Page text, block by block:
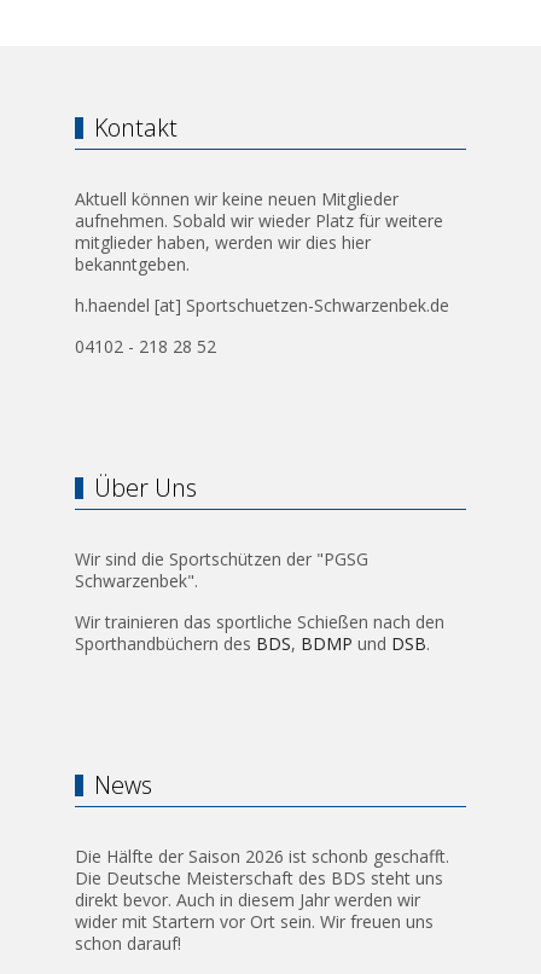
Kontakt
Aktuell können wir keine neuen Mitglieder
aufnehmen. Sobald wir wieder Platz für weitere
mitglieder haben, werden wir dies hier
bekanntgeben.
h.haendel [at] Sportschuetzen-Schwarzenbek.de
04102 - 218 28 52
Über Uns
Wir sind die Sportschützen der "PGSG
Schwarzenbek".
Wir trainieren das sportliche Schießen nach den
Sporthandbüchern des BDS, BDMP und DSB.
News
Die Hälfte der Saison 2026 ist schonb geschafft.
Die Deutsche Meisterschaft des BDS steht uns
direkt bevor. Auch in diesem Jahr werden wir
wider mit Startern vor Ort sein. Wir freuen uns
schon darauf!